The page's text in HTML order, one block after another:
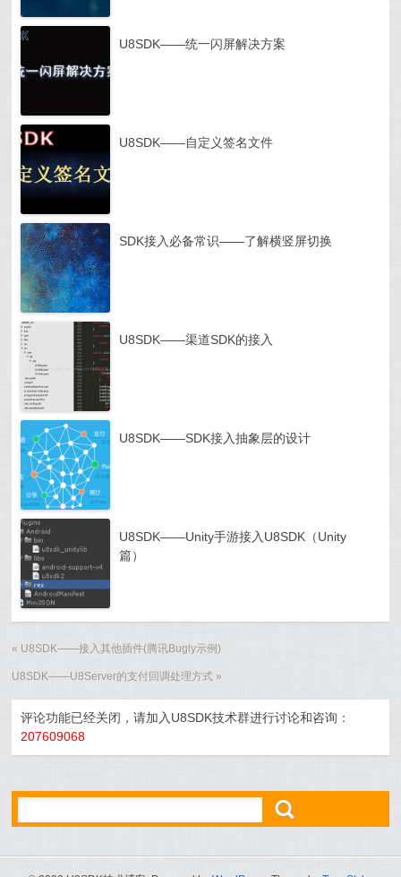
U8SDK——统一闪屏解决方案
U8SDK——自定义签名文件
SDK接入必备常识——了解横竖屏切换
U8SDK——渠道SDK的接入
U8SDK——SDK接入抽象层的设计
U8SDK——Unity手游接入U8SDK（Unity
篇）
« U8SDK——接入其他插件(腾讯Bugly示例)
U8SDK——U8Server的支付回调处理方式 »
评论功能已经关闭，请加入U8SDK技术群进行讨论和咨询：
207609068
ő